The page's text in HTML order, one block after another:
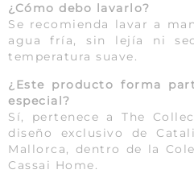
¿Cómo debo lavarlo?
Se recomienda lavar a
agua fría, sin lejía ni
temperatura suave.
¿Este producto forma
especial?
Sí, pertenece a The
diseño exclusivo de
Mallorca, dentro de la
Cassai Home.